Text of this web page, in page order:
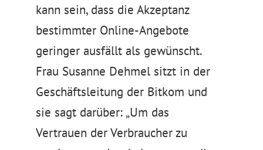
kann sein, dass die Akzeptanz
bestimmter Online-Angebote
geringer ausfällt als gewünscht.
Frau Susanne Dehmel sitzt in der
Geschäftsleitung der Bitkom und
sie sagt darüber: „Um das
Vertrauen der Verbraucher zu